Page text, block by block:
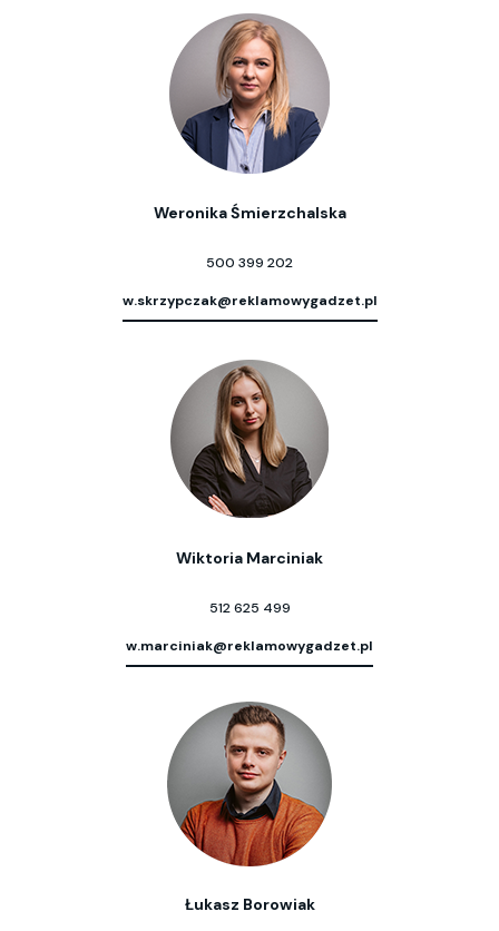
Weronika Śmierzchalska
500 399 202
w.skrzypczak@reklamowygadzet.pl
Wiktoria Marciniak
512 625 499
w.marciniak@reklamowygadzet.pl
Łukasz Borowiak